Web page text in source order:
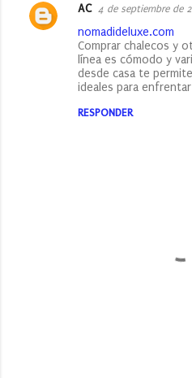
AC 4 de septiembre de
nomadideluxe.com
Comprar chalecos y
línea es cómodo y
desde casa te
ideales para
RESPONDER